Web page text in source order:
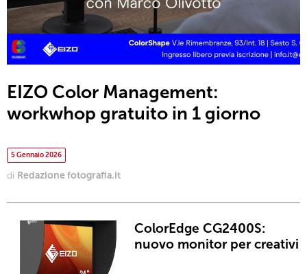
EIZO Color Management:
workwhop gratuito in 1 giorno
5 Gennaio 2026
di Redazione fotografia.it
ColorEdge CG2400S:
nuovo monitor per creativi